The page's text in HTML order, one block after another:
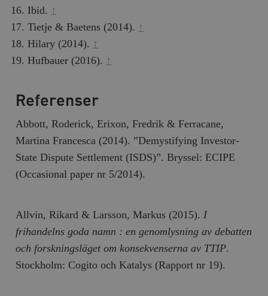
Ibid. ↑
Tietje & Baetens (2014). ↑
Hilary (2014). ↑
Hufbauer (2016). ↑
Referenser
Abbott, Roderick, Erixon, Fredrik & Ferracane,
Martina Francesca (2014). ”Demystifying Investor-
State Dispute Settlement (ISDS)”. Bryssel: ECIPE
(Occasional paper nr 5/2014).
Allvin, Rikard & Larsson, Markus (2015). I
frihandelns goda namn : en genomlysning av debatten
och forskningsläget om konsekvenserna av TTIP.
Stockholm: Cogito och Katalys (Rapport nr 19).